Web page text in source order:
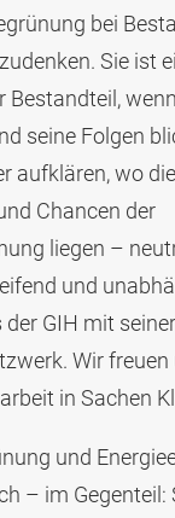
bei
Sie ist
Bestandteil,
seine Folgen
aufklären, wo die
Chancen der
liegen –
und
GIH mit
Wir
in Sachen
und
– im Gegenteil: